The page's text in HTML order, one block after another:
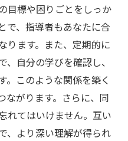
目標や困りごとをしっか
で、指導者もあなたに合
ります。また、定期的に
自分の学びを確認し、
。このような関係を築く
ながります。さらに、同
れてはいけません。互い
、より深い理解が得られ